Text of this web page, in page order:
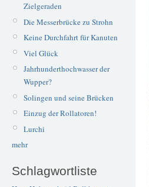
Zielgeraden
Die Messerbrücke zu Strohn
Keine Durchfahrt für Kanuten
Viel Glück
Jahrhunderthochwasser der
Wupper?
Solingen und seine Brücken
Einzug der Rollatoren!
Lurchi
mehr
Schlagwortliste